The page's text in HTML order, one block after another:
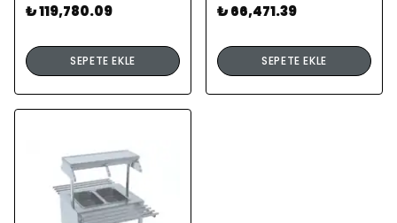
₺ 119,780.09
SEPETE EKLE
₺ 66,471.39
SEPETE EKLE